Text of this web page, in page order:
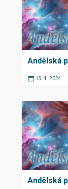
Andělská
15. 4. 2024
Andělská